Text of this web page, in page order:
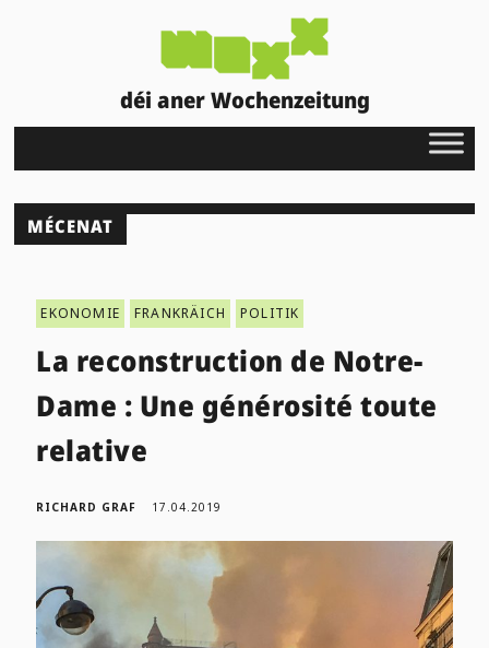
déi aner Wochenzeitung
MÉCENAT
EKONOMIE FRANKRÄICH POLITIK
La reconstruction de Notre-
Dame : Une générosité toute
relative
RICHARD GRAF 17.04.2019